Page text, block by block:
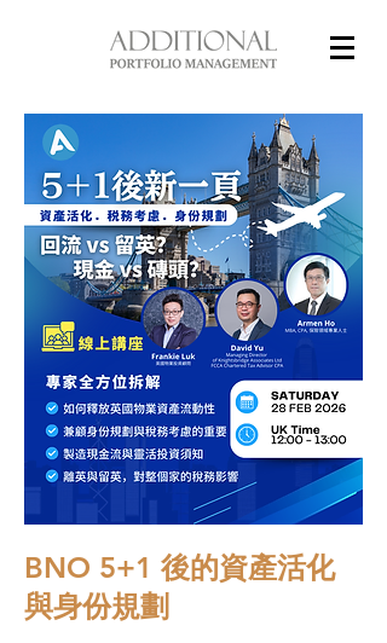
BNO 5+1 後的資產活化
與身份規劃